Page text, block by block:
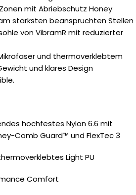
mit Abriebschutz Honey
stärksten beanspruchten Stellen
von VibramR mit reduzierter
und thermoverklebtem
und klares Design
hochfestes Nylon 6.6 mit
Comb Guard™ und FlexTec 3
Light PU
Comfort